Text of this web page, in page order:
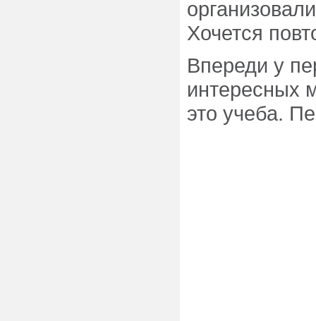
Хочется
Впереди у
интересных
это учеба.